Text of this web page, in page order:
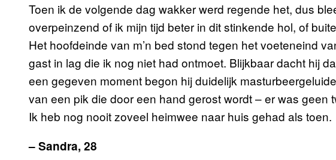
Toen ik de volgende dag wakker werd regende het, dus
overpeinzend of ik mijn tijd beter in dit stinkende hol, of
Het hoofdeinde van m’n bed stond tegen het voeteneind
gast in lag die ik nog niet had ontmoet. Blijkbaar dacht hij
een gegeven moment begon hij duidelijk
van een pik die door een hand gerost wordt – er was geen
Ik heb nog nooit zoveel heimwee naar huis gehad als toen.
– Sandra, 28